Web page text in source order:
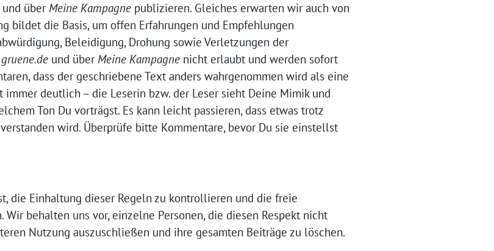
und überMeine Kampagne publizieren. Gleiches erwarten wir auch von
bildet die Basis, um offen Erfahrungen und Empfehlungen
Beleidigung, Drohung sowie Verletzungen der
gruene.de und überMeine Kampagne nicht erlaubt und werden sofort
dass der geschriebene Text anders wahrgenommen wird als eine
deutlich – die Leserin bzw. der Leser sieht Deine Mimik und
Ton Du vorträgst. Es kann leicht passieren, dass etwas trotz
wird. Überprüfe bitte Kommentare, bevor Du sie einstellst
die Einhaltung dieser Regeln zu kontrollieren und die freie
behalten uns vor, einzelne Personen, die diesen Respekt nicht
Nutzung auszuschließen und ihre gesamten Beiträge zu löschen.